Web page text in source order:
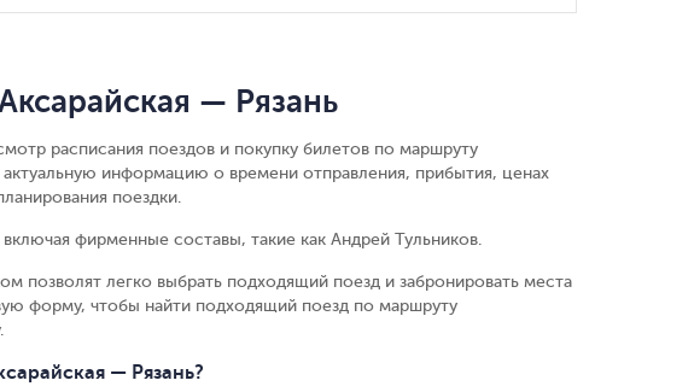
— Рязань
расписания поездов и покупку билетов по маршруту
актуальную информацию о времени отправления, прибытия, ценах
поездки.
фирменные составы, такие как Андрей Тульников.
позволят легко выбрать подходящий поезд и забронировать места
форму, чтобы найти подходящий поезд по маршруту
— Рязань?